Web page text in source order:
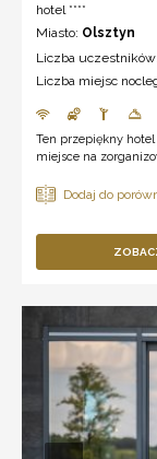
hotel ****
Miasto: Olsztyn
Liczba uczestników:
Liczba miejsc
Ten przepiękny
miejsce na